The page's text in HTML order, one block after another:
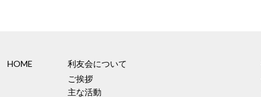
HOME
利友会について
ご挨拶
主な活動